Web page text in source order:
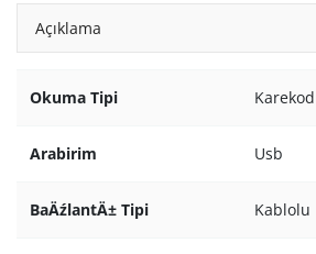
Açıklama
Okuma Tipi Karekod
Arabirim Usb
BaÄźlantÄ± Tipi Kablolu